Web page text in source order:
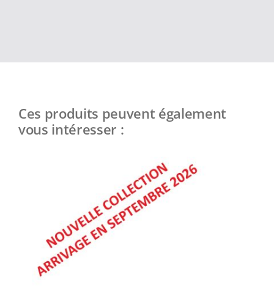
Ces produits peuvent également
vous intéresser :